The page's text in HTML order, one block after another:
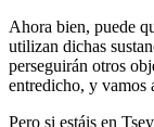
Ahora bien, puede
utilizan dichas
perseguirán otros
entredicho, y vamos
Pero si estáis en